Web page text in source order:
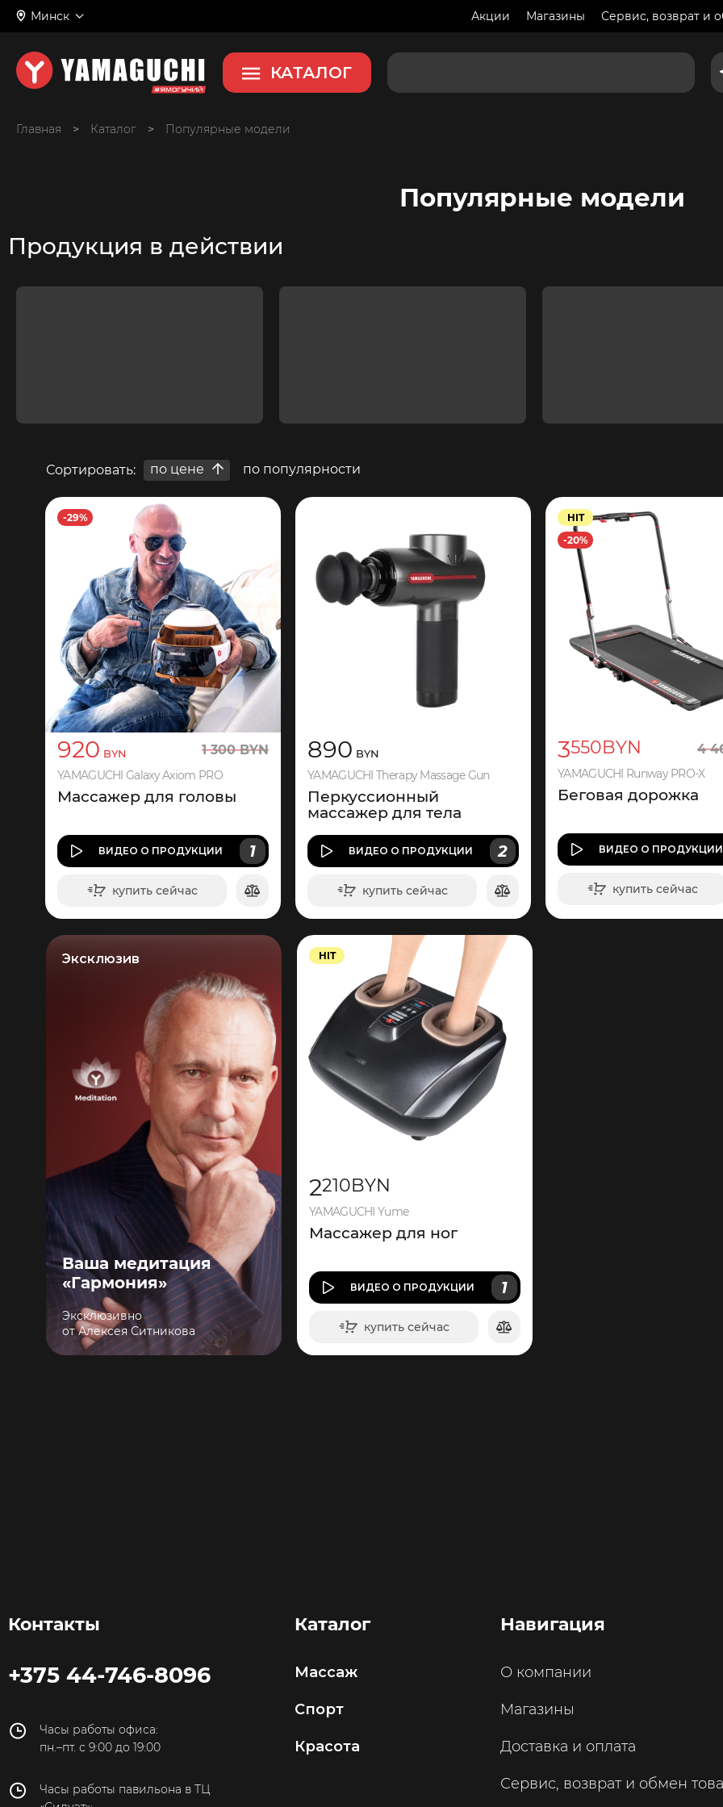
Минск Акции Магазины Сервис, возврат и
КАТАЛОГ
Главная > > Популярные модели
Популярные модели
Продукция в действии
Сортировать: по цене по популярности
-29%
920 BYN 1 300BYN
YAMAGUCHI Galaxy Axiom PRO
Массажер для головы
ВИДЕО О ПРОДУКЦИИ 1
купить сейчас
в корзину
890 BYN
YAMAGUCHI Therapy Massage Gun
Перкуссионный
массажер для тела
ВИДЕО О ПРОДУКЦИИ 2
купить сейчас
в корзину
HIT
-20%
3550BYN 4
YAMAGUCHI Runway PRO-X
Беговая дорожка
ВИДЕО О ПРОДУКЦИИ
купить сейчас
в корзину
Эксклюзив
Ваша медитация
«Гармония»
Эксклюзивно
от Алексея Ситникова
HIT
2210BYN
YAMAGUCHI Yume
Массажер для ног
ВИДЕО О ПРОДУКЦИИ 1
купить сейчас
в корзину
Контакты
+375 44-746-8096
Часы работы офиса:
пн.–пт. с 9:00 до 19:00
Часы работы павильона в ТЦ
Каталог
Массаж
Спорт
Красота
Навигация
О компании
Магазины
Доставка и оплата
Сервис, возврат и обмен